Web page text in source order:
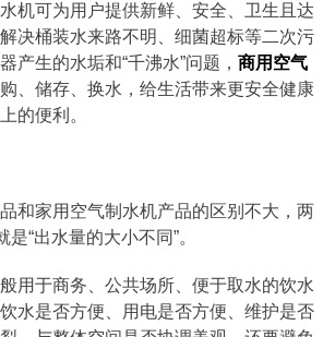
机可为用户提供新鲜、安全、卫生且达
决桶装水来路不明、细菌超标等二次污
产生的水垢和“千沸水”问题，商用空气
、储存、换水，给生活带来更安全健康
的便利。
和家用空气制水机产品的区别不大，两
是“出水量的大小不同”。
用于商务、公共场所、便于取水的饮水
水是否方便、用电是否方便、维护是否